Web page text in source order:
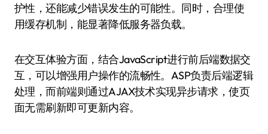
护性，还能减少错误发生的可能性。同时，合理使
用缓存机制，能显著降低服务器负载。
在交互体验方面，结合JavaScript进行前后端数据交
互，可以增强用户操作的流畅性。ASP负责后端逻辑
处理，而前端则通过AJAX技术实现异步请求，使页
面无需刷新即可更新内容。